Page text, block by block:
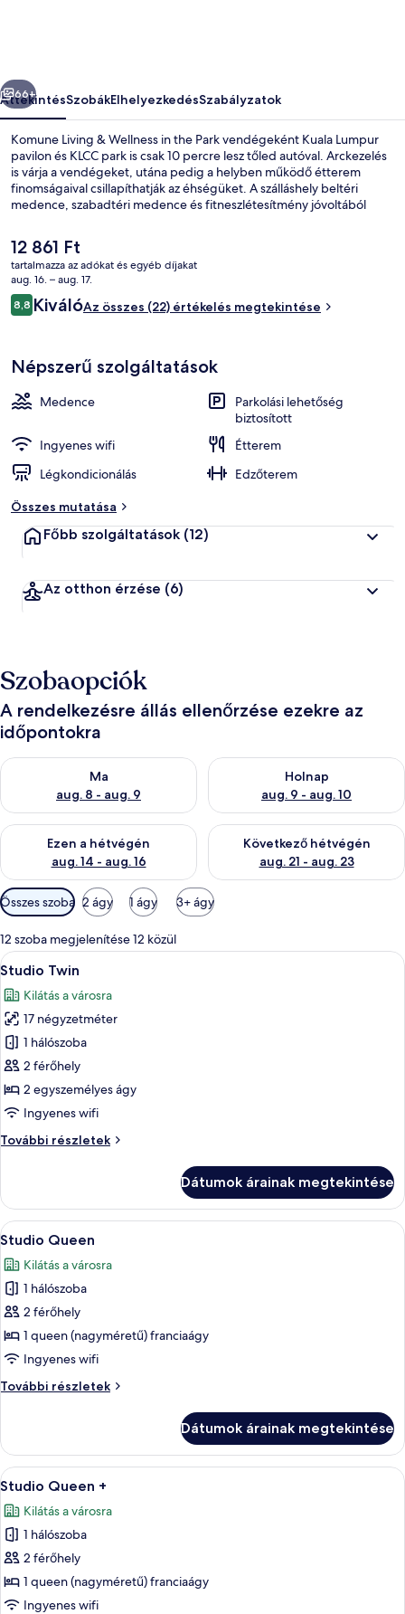
képgalériája
Következő
66+
ÁttekintésSzobákElhelyezkedésSzabályzatok
Komune Living & Wellness in the Park vendégeként Kuala Lumpur
pavilon és KLCC park is csak 10 percre lesz tőled autóval. Arckezelés
is várja a vendégeket, utána pedig a helyben működő étterem
finomságaival csillapíthatják az éhségüket. A szálláshely beltéri
medence, szabadtéri medence és fitneszlétesítmény jóvoltából
A
jelenlegi
ár
12 861 Ft
12 861 Ft
tartalmazza az adókat és egyéb díjakat
aug. 16. – aug. 17.
Értékelések
8,88,8 ennyiből: 10
KiválóAz összes (22) értékelés megtekintése
Népszerű szolgáltatások
Medence
Parkolási lehetőség
biztosított
Ingyenes wifi
Étterem
Légkondicionálás
Edzőterem
Összes mutatása
Főbb szolgáltatások (12)
Az otthon érzése (6)
Szobaopciók
A rendelkezésre állás ellenőrzése ezekre az
időpontokra
Ma
aug. 8 - aug. 9
A ma esti rendelkezésre állás ellenőrzése: aug. 8 - aug. 9
Holnap
aug. 9 - aug. 10
A holnapi rendelkezésre állás
Ezen a hétvégén
aug. 14 - aug. 16
A mostani hétvégi rendelkezésre állás ellenőrzése: aug. 14 -
Következő hétvégén
aug. 21 - aug. 23
A következő hétvégi
Szobákhoz
rendelkezésre
álló
szűrők
Összes szoba 2 ágy 1 ágy 3+ ágy
12 szoba megjelenítése 12 közül
A
következő
szoba
összes
képének
megtekintése:
Studio
Twin
Egy kétágyas szoba, íróasztallal és
4
Studio Twin
Kilátás a városra
17 négyzetméter
1 hálószoba
2 férőhely
2 egyszemélyes ágy
Ingyenes wifi
További részletek
Studio
Dátumok árainak megtekintése
A
következő
szoba
összes
képének
megtekintése:
Studio
Egy modern szállodaszoba,
5
Studio Queen
Kilátás a városra
1 hálószoba
2 férőhely
1 queen (nagyméretű) franciaágy
Ingyenes wifi
További részletek
Studio
Dátumok árainak megtekintése
A
következő
szoba
összes
képének
megtekintése:
Studio
Egy modern szállodaszoba,
5
Studio Queen +
Kilátás a városra
1 hálószoba
2 férőhely
1 queen (nagyméretű) franciaágy
Ingyenes wifi